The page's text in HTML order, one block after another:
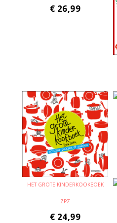
€ 26,99
HET GROTE KINDERKOOKBOEK
ZPZ
€ 24,99